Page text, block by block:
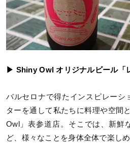
▶ Shiny Owl オリジナルビール「
バルセロナで得たインスピレーシ
ターを通して私たちに料理や空間
Owl」表参道店。そこでは、新鮮
ど、様々なことを身体全体で楽しめ